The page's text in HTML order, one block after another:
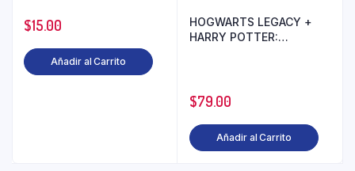
$15.00
Añadir al Carrito
HOGWARTS LEGACY +
HARRY POTTER:
$79.00
Añadir al Carrito